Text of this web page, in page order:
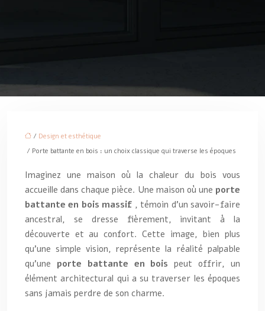
/ Design et esthétique
/ Porte battante en bois : un choix classique qui traverse les époques
Imaginez une maison où la chaleur du bois vous
accueille dans chaque pièce. Une maison où une porte
battante en bois massif , témoin d’un savoir-faire
ancestral, se dresse fièrement, invitant à la
découverte et au confort. Cette image, bien plus
qu’une simple vision, représente la réalité palpable
qu’une porte battante en boispeut offrir, un
élément architectural qui a su traverser les époques
sans jamais perdre de son charme.